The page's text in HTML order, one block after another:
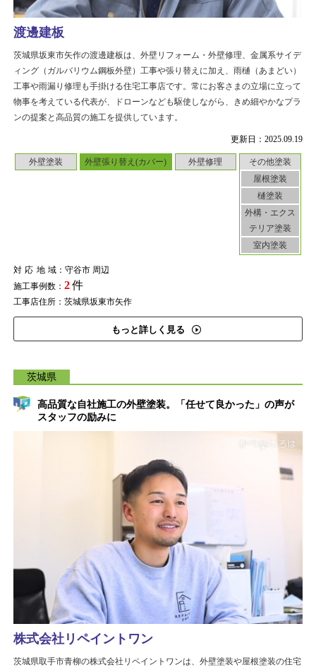
更新日：2025.09.19
外壁塗装 外壁張り替え(カバー) 外壁修理
その他塗装
屋根塗装
樋塗装
外構・エクス
テリア塗装
室内塗装
対応地域：守谷市 周辺
施工事例数： 2件
工事店住所：茨城県坂東市矢作
もっと詳しく見る
渡邊建板
茨城県坂東市矢作の渡邊建板は、外壁リフォーム・外壁修理、金属系サイデ
ィング（ガルバリウム鋼板外壁）工事や張り替えに加え、雨樋（あまどい）
工事や雨漏り修理も手掛ける住宅工事店です。常にお客さまの立場に立って
物事を考えている代表が、ドローンなども駆使しながら、きめ細やかなプラ
ンの提案と高品質の施工を提供しています。
茨城県
高品質な自社施工の外壁塗装。「任せて良かった」の声が
スタッフの励みに
株式会社リペイントワン
茨城県取手市青柳の株式会社リペイントワンは、外壁塗装や屋根塗装の住宅